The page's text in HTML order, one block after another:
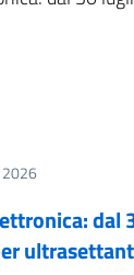
2026
dal